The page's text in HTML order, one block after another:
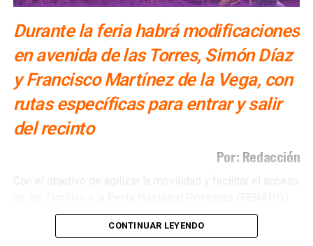
Durante la feria habrá modificaciones
en avenida de las Torres, Simón Díaz
y Francisco Martínez de la Vega, con
rutas específicas para entrar y salir
del recinto
Por: Redacción
Con el objetivo de agilizar la movilidad y facilitar el acceso
Secretaría de Seguridad y Protección
Ciudadana (SSPC) de la Capital, a través de la
CONTINUAR LEYENDO